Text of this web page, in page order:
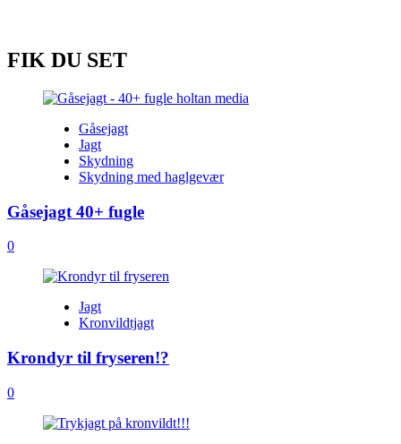
FIK DU SET
Gåsejagt
Jagt
Skydning
Skydning med haglgevær
Gåsejagt 40+ fugle
0
Jagt
Kronvildtjagt
Krondyr til fryseren!?
0